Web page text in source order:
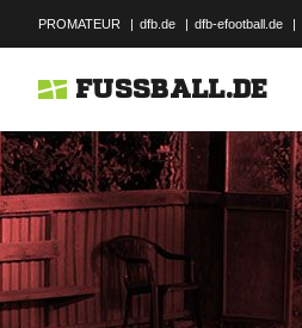
PROMATEUR | dfb.de | dfb-efootball.de |
FUSSBALL.DE